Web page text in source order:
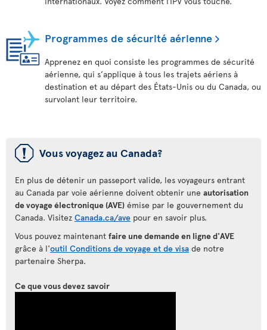
Programmes de sécurité aérienne
Apprenez en quoi consiste les programmes de sécurité
aérienne, qui s’applique à tous les trajets aériens à
destination et au départ des États-Unis ou du Canada, ou
survolant leur territoire.
ü Vous voyagez au Canada?
En plus de détenir un passeport valide, les voyageurs entrant
au Canada par voie aérienne doivent obtenir une autorisation
de voyage électronique (AVE) émise par le gouvernement du
Canada. Visitez Canada.ca/ave pour en savoir plus.
Vous pouvez maintenant faire une demande en ligne d'AVE
grâce à l'outil Conditions de voyage et de visa
partenaire Sherpa.
Ce que vous devez savoir